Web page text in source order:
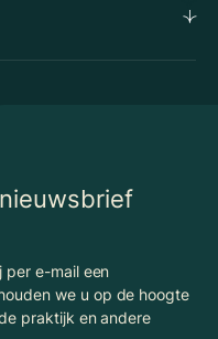
per e-mail een
we u op de hoogte
praktijk en andere